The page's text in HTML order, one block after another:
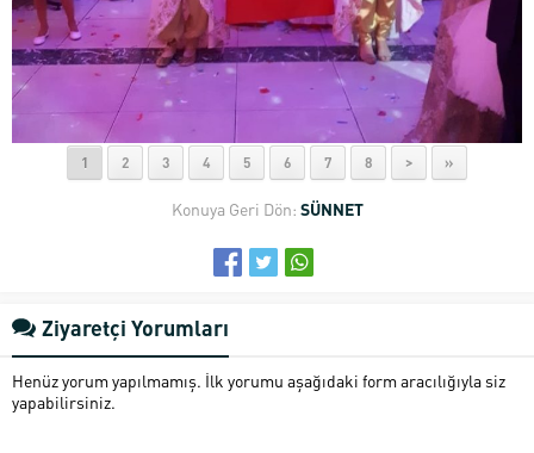
1 2 3 4 5 6 7 8 > »
Konuya Geri Dön: SÜNNET
Ziyaretçi Yorumları
Henüz yorum yapılmamış. İlk yorumu aşağıdaki form aracılığıyla siz
yapabilirsiniz.